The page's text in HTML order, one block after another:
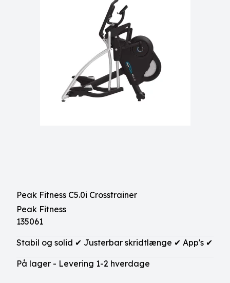
Peak Fitness C5.0i Crosstrainer
Peak Fitness
135061
Stabil og solid ✔ Justerbar skridtlænge ✔ App's ✔
På lager - Levering 1-2 hverdage